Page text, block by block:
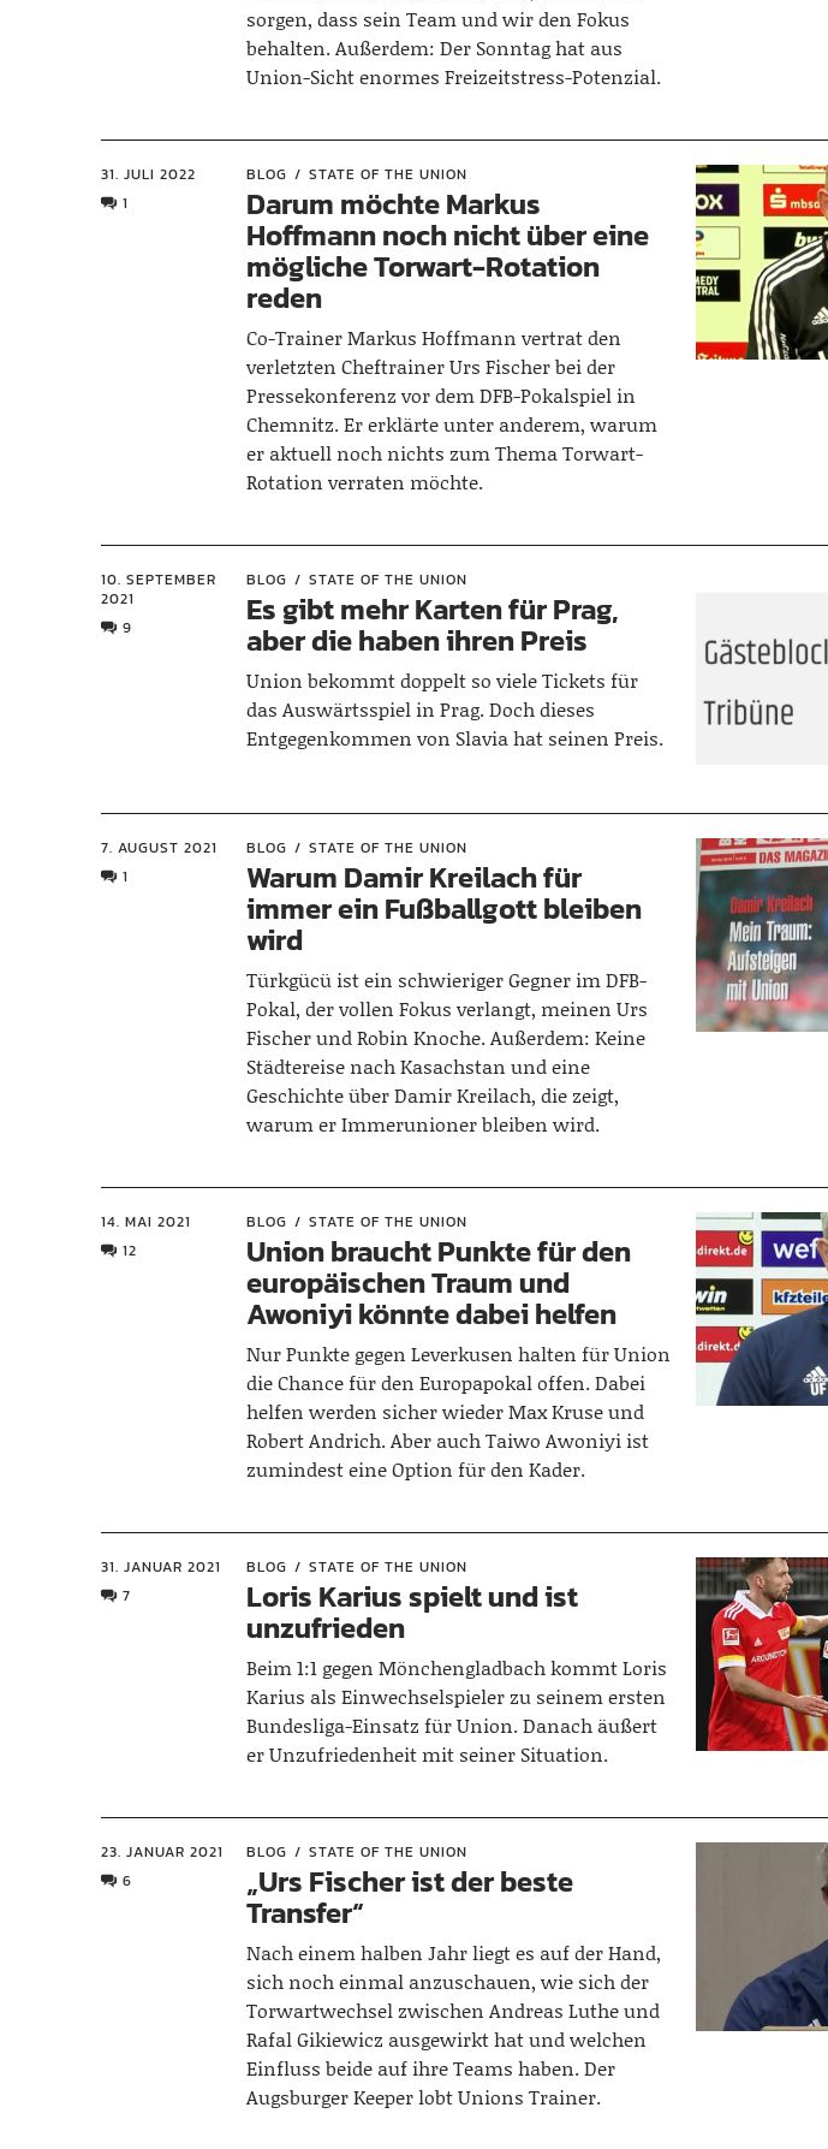
sorgen, dass sein Team und wir den Fokus
behalten. Außerdem: Der Sonntag hat aus
Union-Sicht enormes Freizeitstress-Potenzial.
31. JULI 2022
1
BLOG STATE OF THE UNION
Darum möchte Markus
Hoffmann noch nicht über eine
mögliche Torwart-Rotation
reden
Co-Trainer Markus Hoffmann vertrat den
verletzten Cheftrainer Urs Fischer bei der
Pressekonferenz vor dem DFB-Pokalspiel in
Chemnitz. Er erklärte unter anderem, warum
er aktuell noch nichts zum Thema Torwart-
Rotation verraten möchte.
10. SEPTEMBER
2021
9
BLOG STATE OF THE UNION
Es gibt mehr Karten für Prag,
aber die haben ihren Preis
Union bekommt doppelt so viele Tickets für
das Auswärtsspiel in Prag. Doch dieses
Entgegenkommen von Slavia hat seinen Preis.
7. AUGUST 2021
1
BLOG STATE OF THE UNION
Warum Damir Kreilach für
immer ein Fußballgott bleiben
wird
Türkgücü ist ein schwieriger Gegner im DFB-
Pokal, der vollen Fokus verlangt, meinen Urs
Fischer und Robin Knoche. Außerdem: Keine
Städtereise nach Kasachstan und eine
Geschichte über Damir Kreilach, die zeigt,
warum er Immerunioner bleiben wird.
14. MAI 2021
12
BLOG STATE OF THE UNION
Union braucht Punkte für den
europäischen Traum und
Awoniyi könnte dabei helfen
Nur Punkte gegen Leverkusen halten für Union
die Chance für den Europapokal offen. Dabei
helfen werden sicher wieder Max Kruse und
Robert Andrich. Aber auch Taiwo Awoniyi ist
zumindest eine Option für den Kader.
31. JANUAR 2021
7
BLOG STATE OF THE UNION
Loris Karius spielt und ist
unzufrieden
Beim 1:1 gegen Mönchengladbach kommt Loris
Karius als Einwechselspieler zu seinem ersten
Bundesliga-Einsatz für Union. Danach äußert
er Unzufriedenheit mit seiner Situation.
23. JANUAR 2021
6
BLOG STATE OF THE UNION
„Urs Fischer ist der beste
Transfer“
Nach einem halben Jahr liegt es auf der Hand,
sich noch einmal anzuschauen, wie sich der
Torwartwechsel zwischen Andreas Luthe und
Rafal Gikiewicz ausgewirkt hat und welchen
Einfluss beide auf ihre Teams haben. Der
Augsburger Keeper lobt Unions Trainer.